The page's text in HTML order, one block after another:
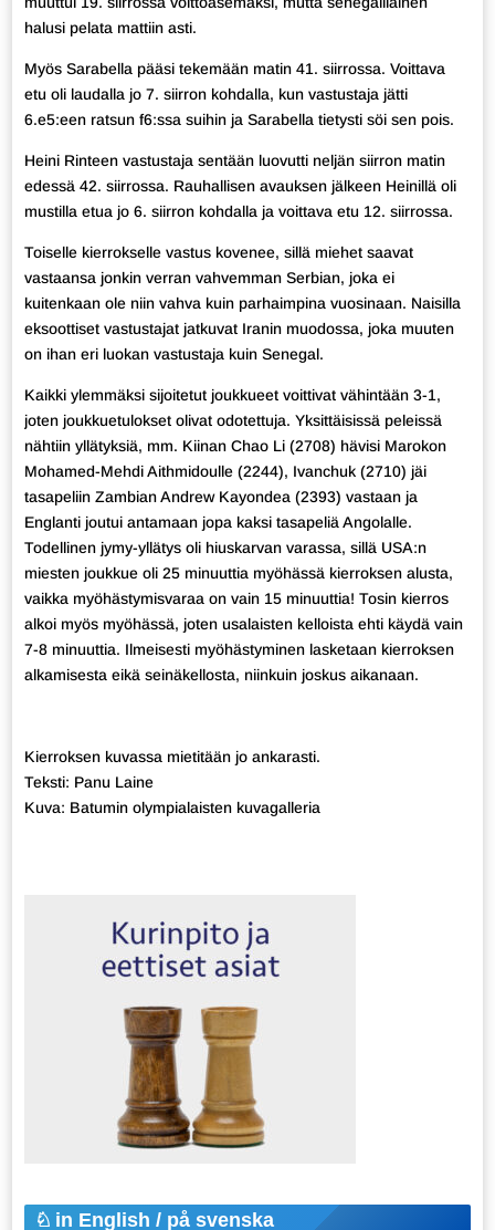
halusi pelata mattiin asti.
Myös Sarabella pääsi tekemään matin 41. siirrossa. Voittava
etu oli laudalla jo 7. siirron kohdalla, kun vastustaja jätti
6.e5:een ratsun f6:ssa suihin ja Sarabella tietysti söi sen pois.
Heini Rinteen vastustaja sentään luovutti neljän siirron matin
edessä 42. siirrossa. Rauhallisen avauksen jälkeen Heinillä oli
mustilla etua jo 6. siirron kohdalla ja voittava etu 12. siirrossa.
Toiselle kierrokselle vastus kovenee, sillä miehet saavat
vastaansa jonkin verran vahvemman Serbian, joka ei
kuitenkaan ole niin vahva kuin parhaimpina vuosinaan. Naisilla
eksoottiset vastustajat jatkuvat Iranin muodossa, joka muuten
on ihan eri luokan vastustaja kuin Senegal.
Kaikki ylemmäksi sijoitetut joukkueet voittivat vähintään 3-1,
joten joukkuetulokset olivat odotettuja. Yksittäisissä peleissä
nähtiin yllätyksiä, mm. Kiinan Chao Li (2708) hävisi Marokon
Mohamed-Mehdi Aithmidoulle (2244), Ivanchuk (2710) jäi
tasapeliin Zambian Andrew Kayondea (2393) vastaan ja
Englanti joutui antamaan jopa kaksi tasapeliä Angolalle.
Todellinen jymy-yllätys oli hiuskarvan varassa, sillä USA:n
miesten joukkue oli 25 minuuttia myöhässä kierroksen alusta,
vaikka myöhästymisvaraa on vain 15 minuuttia! Tosin kierros
alkoi myös myöhässä, joten usalaisten kelloista ehti käydä vain
7-8 minuuttia. Ilmeisesti myöhästyminen lasketaan kierroksen
alkamisesta eikä seinäkellosta, niinkuin joskus aikanaan.
Kierroksen kuvassa mietitään jo ankarasti.
Teksti: Panu Laine
Kuva: Batumin olympialaisten kuvagalleria
in English / på svenska